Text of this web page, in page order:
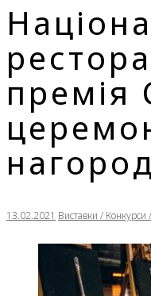
премія
13.02.2021 Виставки / Конкурси